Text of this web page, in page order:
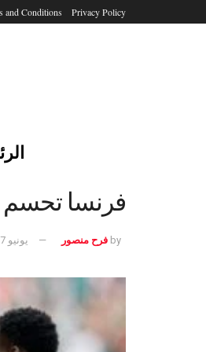
Privacy Policy
and Conditions
فرنسا تحسم
by فرح منصور يونيو 27, 2026